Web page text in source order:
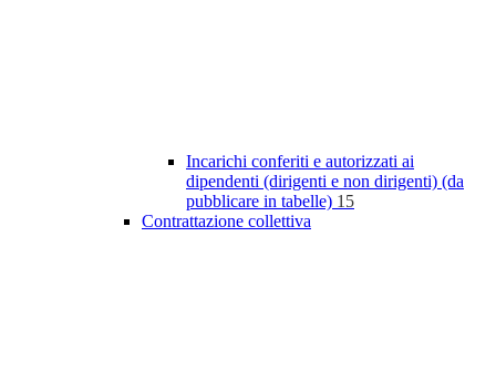
Incarichi conferiti e autorizzati ai
dipendenti (dirigenti e non dirigenti) (da
pubblicare in tabelle) 15
Contrattazione collettiva